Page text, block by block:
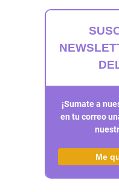
¡Sumate a
en tu correo
Me